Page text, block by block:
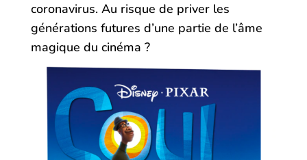
coronavirus. Au risque de priver les
générations futures d’une partie de l’âme
magique du cinéma ?